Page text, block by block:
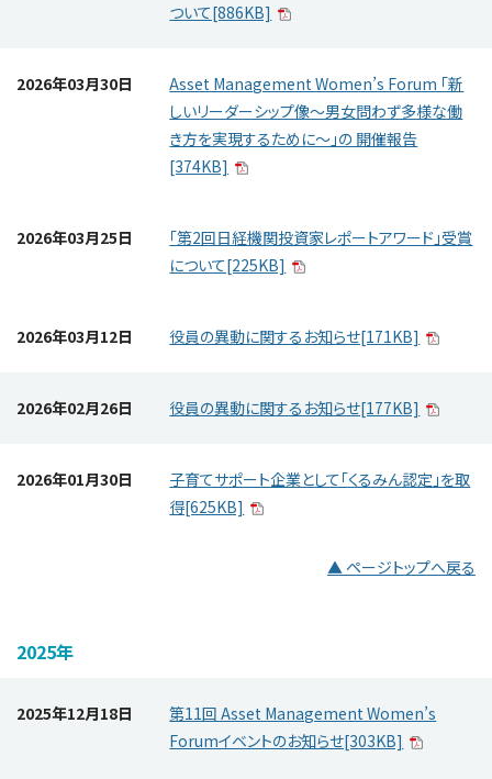
ついて[886KB]
2026年03月30日
Asset Management Women’s Forum 「新
しいリーダーシップ像～男女問わず多様な働
き方を実現するために～」の 開催報告
[374KB]
2026年03月25日
「第2回日経機関投資家レポートアワード」受賞
について[225KB]
2026年03月12日 役員の異動に関するお知らせ[171KB]
2026年02月26日 役員の異動に関するお知らせ[177KB]
2026年01月30日
子育てサポート企業として「くるみん認定」を取
得[625KB]
▲ ページトップへ戻る
2025年
2025年12月18日
第11回 Asset Management Women’s
Forumイベントのお知らせ[303KB]